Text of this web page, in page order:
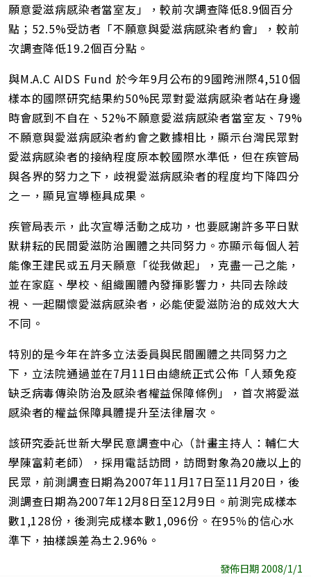
願意愛滋病感染者當室友」，較前次調查降低8.9個百分
點；52.5%受訪者「不願意與愛滋病感染者約會」，較前
次調查降低19.2個百分點。
與M.A.C AIDS Fund 於今年9月公布的9國跨洲際4,510個
樣本的國際研究結果約50%民眾對愛滋病感染者站在身邊
時會感到不自在、52%不願意愛滋病感染者當室友、79%
不願意與愛滋病感染者約會之數據相比，顯示台灣民眾對
愛滋病感染者的接納程度原本較國際水準低，但在疾管局
與各界的努力之下，歧視愛滋病感染者的程度均下降四分
之ㄧ，顯見宣導極具成果。
疾管局表示，此次宣導活動之成功，也要感謝許多平日默
默耕耘的民間愛滋防治團體之共同努力。亦顯示每個人若
能像王建民或五月天願意「從我做起」，克盡一己之能，
並在家庭、學校、組織團體內發揮影響力，共同去除歧
視、一起關懷愛滋病感染者，必能使愛滋防治的成效大大
不同。
特別的是今年在許多立法委員與民間團體之共同努力之
下，立法院通過並在7月11日由總統正式公佈「人類免疫
缺乏病毒傳染防治及感染者權益保障條例」，首次將愛滋
感染者的權益保障具體提升至法律層次。
該研究委託世新大學民意調查中心（計畫主持人：輔仁大
學陳富莉老師），採用電話訪問，訪問對象為20歲以上的
民眾，前測調查日期為2007年11月17日至11月20日，後
測調查日期為2007年12月8日至12月9日。前測完成樣本
數1,128份，後測完成樣本數1,096份。在95％的信心水
準下，抽樣誤差為±2.96%。
發佈日期 2008/1/1